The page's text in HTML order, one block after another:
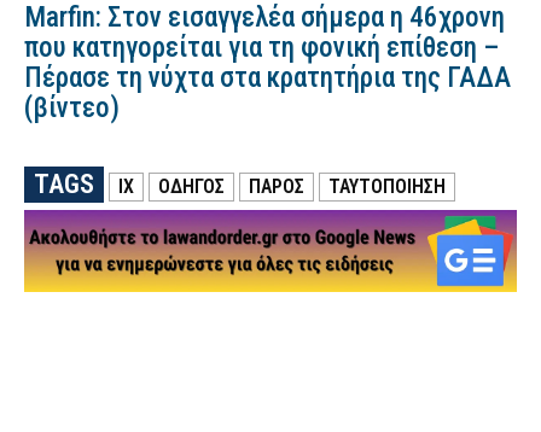
Marfin: Στον εισαγγελέα σήμερα η 46χρονη
που κατηγορείται για τη φονική επίθεση –
Πέρασε τη νύχτα στα κρατητήρια της ΓΑΔΑ
(βίντεο)
TAGS ΙΧ ΟΔΗΓΟΣ ΠΑΡΟΣ ΤΑΥΤΟΠΟΙΗΣΗ